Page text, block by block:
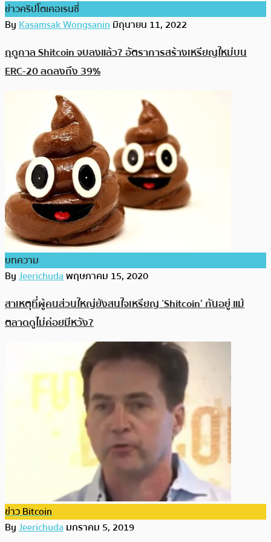
ข่าวคริปโตเคอเรนซี่
ByKasamsak Wongsaninมิถุนายน 11, 2022
ฤดูกาล Shitcoin จบลงแล้ว? อัตราการสร้างเหรียญใหม่บน
ERC-20 ลดลงถึง 39%
บทความ
ByJeerichudaพฤษภาคม 15, 2020
สาเหตุที่ผู้คนส่วนใหญ่ยังสนใจเหรียญ ‘Shitcoin’ กันอยู่ แม้
ตลาดดูไม่ค่อยมีหวัง?
ข่าว Bitcoin
ByJeerichudaมกราคม 5, 2019